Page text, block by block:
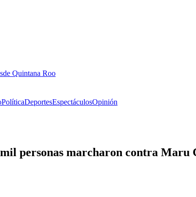
Quintana Roo
PolíticaDeportesEspectáculosOpinión
personas marcharon contra Maru